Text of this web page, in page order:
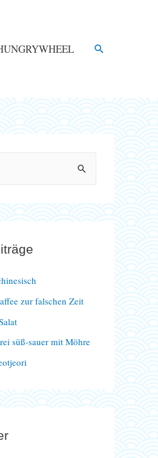
SUCHE
zur falschen Zeit
süß-sauer mit Möhre